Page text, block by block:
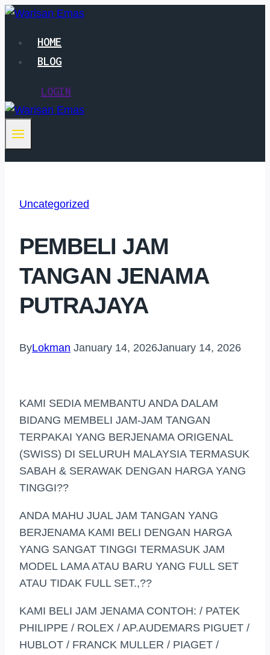
Skip
contentHOME
BLOG
LOGIN
Uncategorized
PEMBELI JAM
TANGAN JENAMA
PUTRAJAYA
ByLokman January 14, 2026January 14, 2026
KAMI SEDIA MEMBANTU ANDA DALAM
BIDANG MEMBELI JAM-JAM TANGAN
TERPAKAI YANG BERJENAMA ORIGENAL
(SWISS) DI SELURUH MALAYSIA TERMASUK
SABAH & SERAWAK DENGAN HARGA YANG
TINGGI??
ANDA MAHU JUAL JAM TANGAN YANG
BERJENAMA KAMI BELI DENGAN HARGA
YANG SANGAT TINGGI TERMASUK JAM
MODEL LAMA ATAU BARU YANG FULL SET
ATAU TIDAK FULL SET.,??
KAMI BELI JAM JENAMA CONTOH: / PATEK
PHILIPPE / ROLEX / AP.AUDEMARS PIGUET /
HUBLOT / FRANCK MULLER / PIAGET /